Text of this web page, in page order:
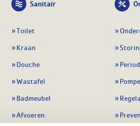
Sanitair
Toilet
Kraan
Douche
Wastafel
Badmeubel
Afvoeren